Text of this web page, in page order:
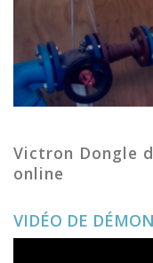
Victron Dongle
online
VIDÉO DE